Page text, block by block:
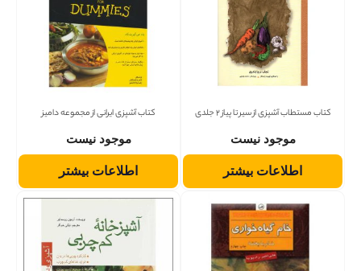
کتاب مستطاب آشپزی از سیر تا پیاز 2 جلدی
موجود نیست
اطلاعات بیشتر
کتاب آشپزی ایرانی از مجموعه دامیز
موجود نیست
اطلاعات بیشتر